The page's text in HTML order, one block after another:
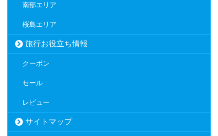
南部エリア
桜島エリア
旅行お役立ち情報
クーポン
セール
レビュー
サイトマップ